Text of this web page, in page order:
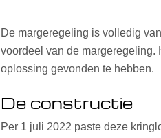
De margeregeling is volledig
voordeel van de
oplossing gevonden te hebben.
De constructie
Per 1 juli 2022 paste deze